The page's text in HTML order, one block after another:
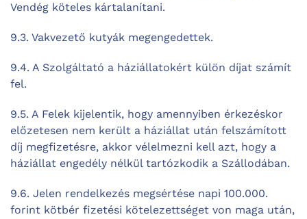
Vendég köteles kártalanítani.
9.3. Vakvezető kutyák megengedettek.
9.4. A Szolgáltató a háziállatokért külön díjat számít
fel.
9.5. A Felek kijelentik, hogy amennyiben érkezéskor
előzetesen nem került a háziállat után felszámított
díj megfizetésre, akkor vélelmezni kell azt, hogy a
háziállat engedély nélkül tartózkodik a Szállodában.
9.6. Jelen rendelkezés megsértése napi 100.000.
forint kötbér fizetési kötelezettséget von maga után,